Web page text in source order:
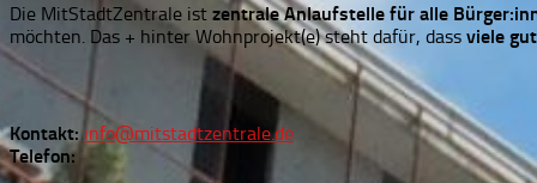
Die MitStadtZentrale ist zentrale Anlaufstelle für alle
möchten. Das + hinter Wohnprojekt(e) steht dafür, dass viele
Kontakt: info@mitstadtzentrale.de
Telefon: